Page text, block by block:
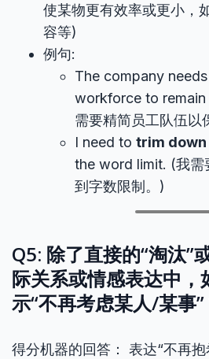
使某物更有效率或更小，
容等)
例句:
The company
workforce to
需要精简员工队伍以
I need to trim down
the word limit. (我需
到字数限制。)
Q5: 除了直接的“淘汰”
际关系或情感表达中，
示“不再考虑某人/某事”
得分机器的回答： 表达“不再抱